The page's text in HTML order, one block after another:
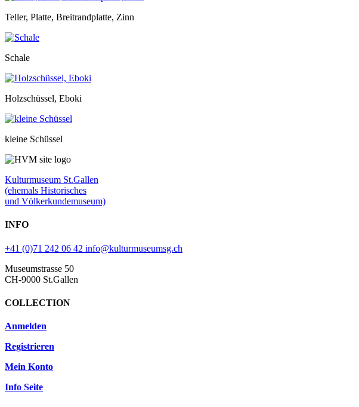
Teller, Platte, Breitrandplatte, Zinn
Schale
Holzschüssel, Eboki
kleine Schüssel
Kulturmuseum St.Gallen
(ehemals Historisches
und Völkerkundemuseum)
INFO
+41 (0)71 242 06 42 info@kulturmuseumsg.ch
Museumstrasse 50
CH-9000 St.Gallen
COLLECTION
Anmelden
Registrieren
Mein Konto
Info Seite